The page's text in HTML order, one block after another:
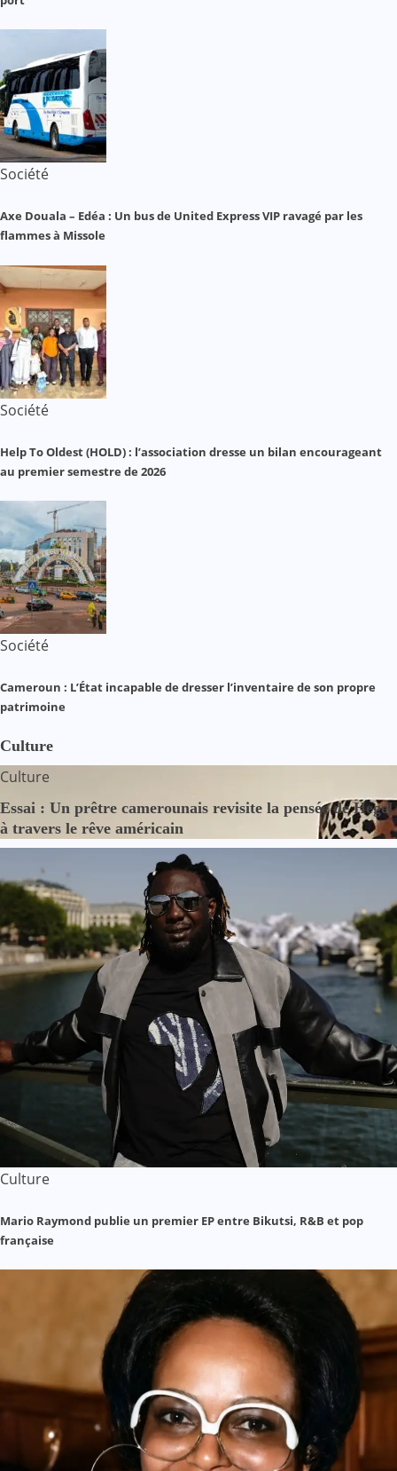
Société
Axe Douala – Edéa : Un bus de United Express VIP ravagé par les
flammes à Missole
Société
Help To Oldest (HOLD) : l’association dresse un bilan encourageant
au premier semestre de 2026
Société
Cameroun : L’État incapable de dresser l’inventaire de son propre
patrimoine
Culture
Culture
Essai : Un prêtre camerounais revisite la pensée de Hegel
à travers le rêve américain
Culture
Mario Raymond publie un premier EP entre Bikutsi, R&B et pop
française